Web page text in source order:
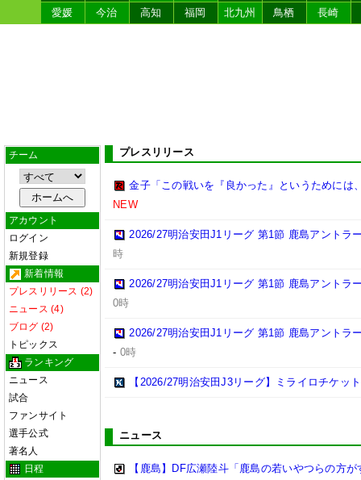
愛媛
今治 高知 福岡 北九州 鳥栖 長崎
チーム
アカウント
ログイン
新規登録
新着情報
プレスリリース (2)
ニュース (4)
ブログ (2)
トピックス
ランキング
ニュース
試合
ファンサイト
選手公式
著名人
日程
プレスリリース
金子「この戦いを『良かった』というためには
NEW
2026/27明治安田J1リーグ 第1節 鹿島アントラ
時
2026/27明治安田J1リーグ 第1節 鹿島アントラ
0時
2026/27明治安田J1リーグ 第1節 鹿島アントラ
- 0時
【2026/27明治安田J3リーグ】ミライロチケッ
ニュース
【鹿島】DF広瀬陸斗「鹿島の若いやつらの方